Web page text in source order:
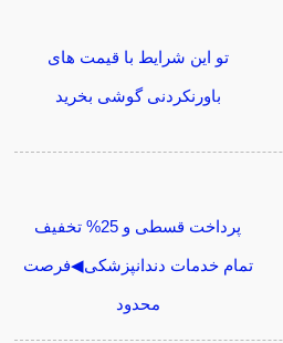
تو این شرایط با قیمت های
باورنکردنی گوشی بخرید
پرداخت قسطی و 25% تخفیف
تمام خدمات دندانپزشکی◀فرصت
محدود